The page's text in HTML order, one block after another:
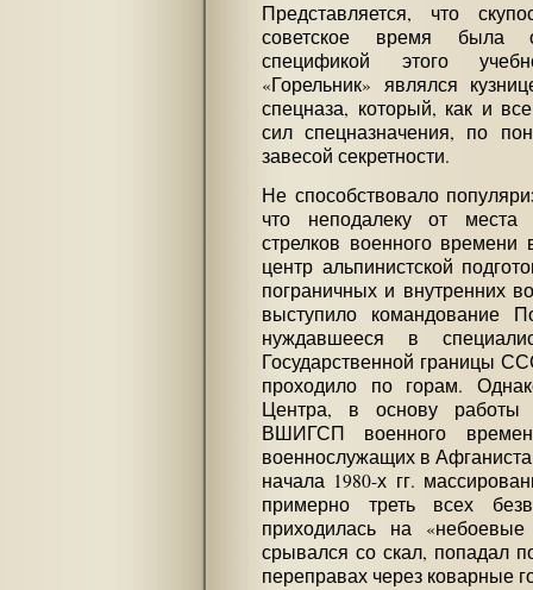
Представляется, что
советское время была
спецификой этого
«Горельник» являлся
спецназа, который, как и
сил спецназначения, по
завесой секретности.
Не способствовало
что неподалеку от
стрелков военного времени
центр альпинистской
пограничных и внутренних
выступило командование
нуждавшееся в
Государственной границы
проходило по горам.
Центра, в основу
ВШИГСП военного
военнослужащих в
начала 1980-х гг.
примерно треть всех
приходилась на
срывался со скал, попадал
переправах через коварные